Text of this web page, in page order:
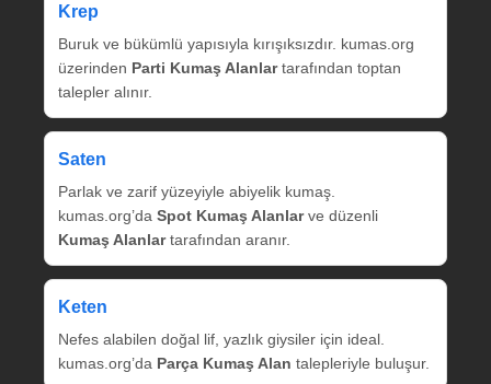
Krep
Buruk ve bükümlü yapısıyla kırışıksızdır. kumas.org
üzerinden Parti Kumaş Alanlartarafından toptan
talepler alınır.
Saten
Parlak ve zarif yüzeyiyle abiyelik kumaş.
kumas.org’da Spot Kumaş Alanlarve düzenli
Kumaş Alanlartarafından aranır.
Keten
Nefes alabilen doğal lif, yazlık giysiler için ideal.
kumas.org’da Parça Kumaş Alan talepleriyle buluşur.